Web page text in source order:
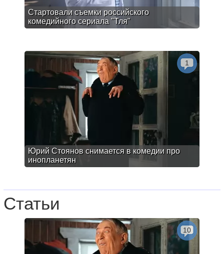
Стартовали съемки российского
комедийного сериала "Тля"
Юрий Стоянов снимается в комедии про
инопланетян
1
Статьи
10